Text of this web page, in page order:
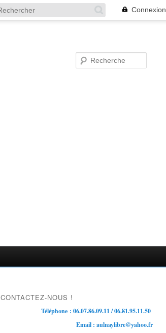
Connexion
CONTACTEZ-NOUS !
Téléphone : 06.07.86.09.11 / 06.81.95.11.50
Email : aulnaylibre@yahoo.fr